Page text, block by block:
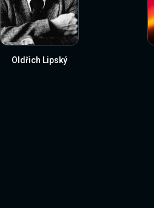
Oldřich Lipský